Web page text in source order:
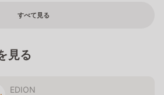
すべて見る
見る
EDION